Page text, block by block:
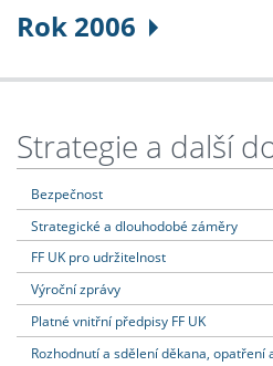
Rok 2006
Strategie a další
Bezpečnost
Strategické a dlouhodobé záměry
FF UK pro udržitelnost
Výroční zprávy
Platné vnitřní předpisy FF UK
Rozhodnutí a sdělení děkana, opatření